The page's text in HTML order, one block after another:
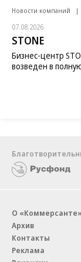
Новости компаний
07.08.2026
STONE
Бизнес-центр
возведен в
О «Коммерсанте»
Архив
Контакты
Реклама